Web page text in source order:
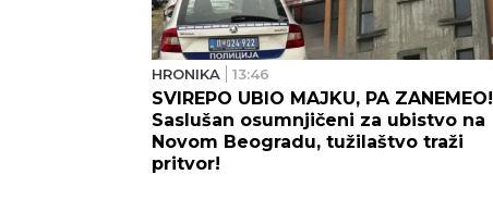
HRONIKA 13:46
SVIREPO UBIO MAJKU, PA ZANEMEO!
Saslušan osumnjičeni za ubistvo na
Novom Beogradu, tužilaštvo traži
pritvor!